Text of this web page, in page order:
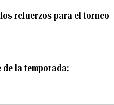
refuerzos para el torneo
de la temporada: